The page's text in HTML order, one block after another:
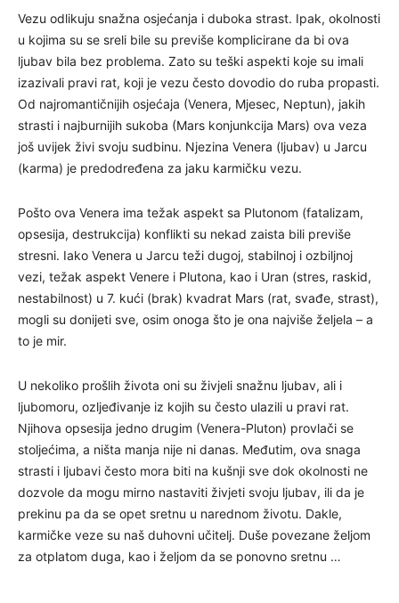
Vezu odlikuju snažna osjećanja i duboka strast. Ipak, okolnosti
u kojima su se sreli bile su previše komplicirane da bi ova
ljubav bila bez problema. Zato su teški aspekti koje su imali
izazivali pravi rat, koji je vezu često dovodio do ruba propasti.
Od najromantičnijih osjećaja (Venera, Mjesec, Neptun), jakih
strasti i najburnijih sukoba (Mars konjunkcija Mars) ova veza
još uvijek živi svoju sudbinu. Njezina Venera (ljubav) u Jarcu
(karma) je predodređena za jaku karmičku vezu.
Pošto ova Venera ima težak aspekt sa Plutonom (fatalizam,
opsesija, destrukcija) konflikti su nekad zaista bili previše
stresni. Iako Venera u Jarcu teži dugoj, stabilnoj i ozbiljnoj
vezi, težak aspekt Venere i Plutona, kao i Uran (stres, raskid,
nestabilnost) u 7. kući (brak) kvadrat Mars (rat, svađe, strast),
mogli su donijeti sve, osim onoga što je ona najviše željela – a
to je mir.
U nekoliko prošlih života oni su živjeli snažnu ljubav, ali i
ljubomoru, ozljeđivanje iz kojih su često ulazili u pravi rat.
Njihova opsesija jedno drugim (Venera-Pluton) provlači se
stoljećima, a ništa manja nije ni danas. Međutim, ova snaga
strasti i ljubavi često mora biti na kušnji sve dok okolnosti ne
dozvole da mogu mirno nastaviti živjeti svoju ljubav, ili da je
prekinu pa da se opet sretnu u narednom životu. Dakle,
karmičke veze su naš duhovni učitelj. Duše povezane željom
za otplatom duga, kao i željom da se ponovno sretnu …